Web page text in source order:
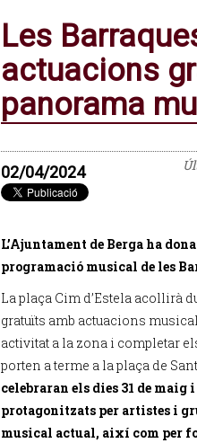
Les
actuacions
panorama
02/04/2024
L’Ajuntament de Berga ha
programació musical de les
La plaça Cim d’Estela acollirà
gratuïts amb actuacions
activitat a la zona i completar
porten a terme a la plaça de
celebraran els dies 31 de maig
protagonitzats per artistes i
musical actual, així com per